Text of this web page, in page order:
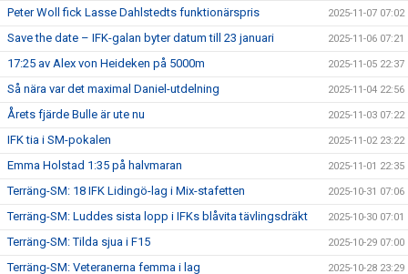
Peter Woll fick Lasse Dahlstedts funktionärspris 2025-11-07 07:02
Save the date – IFK-galan byter datum till 23 januari 2025-11-06 07:21
17:25 av Alex von Heideken på 5000m 2025-11-05 22:37
Så nära var det maximal Daniel-utdelning 2025-11-04 22:56
Årets fjärde Bulle är ute nu 2025-11-03 07:22
IFK tia i SM-pokalen 2025-11-02 23:22
Emma Holstad 1:35 på halvmaran 2025-11-01 22:35
Terräng-SM: 18 IFK Lidingö-lag i Mix-stafetten 2025-10-31 07:06
Terräng-SM: Luddes sista lopp i IFKs blåvita tävlingsdräkt 2025-10-30 07:01
Terräng-SM: Tilda sjua i F15 2025-10-29 07:00
Terräng-SM: Veteranerna femma i lag 2025-10-28 23:29